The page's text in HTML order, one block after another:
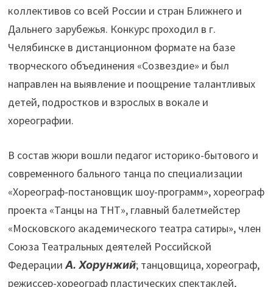
коллективов со всей России и стран Ближнего и
Дальнего зарубежья. Конкурс проходил в г.
Челябинске в дистанционном формате на базе
творческого объединения «Созвездие» и был
направлен на выявление и поощрение талантливых
детей, подростков и взрослых в вокале и
хореографии.
В состав жюри вошли педагог историко-бытового и
современного бального танца по специализации
«Хореограф-постановщик шоу-программ», хореограф
проекта «Танцы на ТНТ», главный балетмейстер
«Московского академического театра сатиры», член
Союза Театральных деятелей Российской
ФедерацииА. Хорунжий; танцовщица, хореограф,
режиссер-хореограф пластических спектаклей,